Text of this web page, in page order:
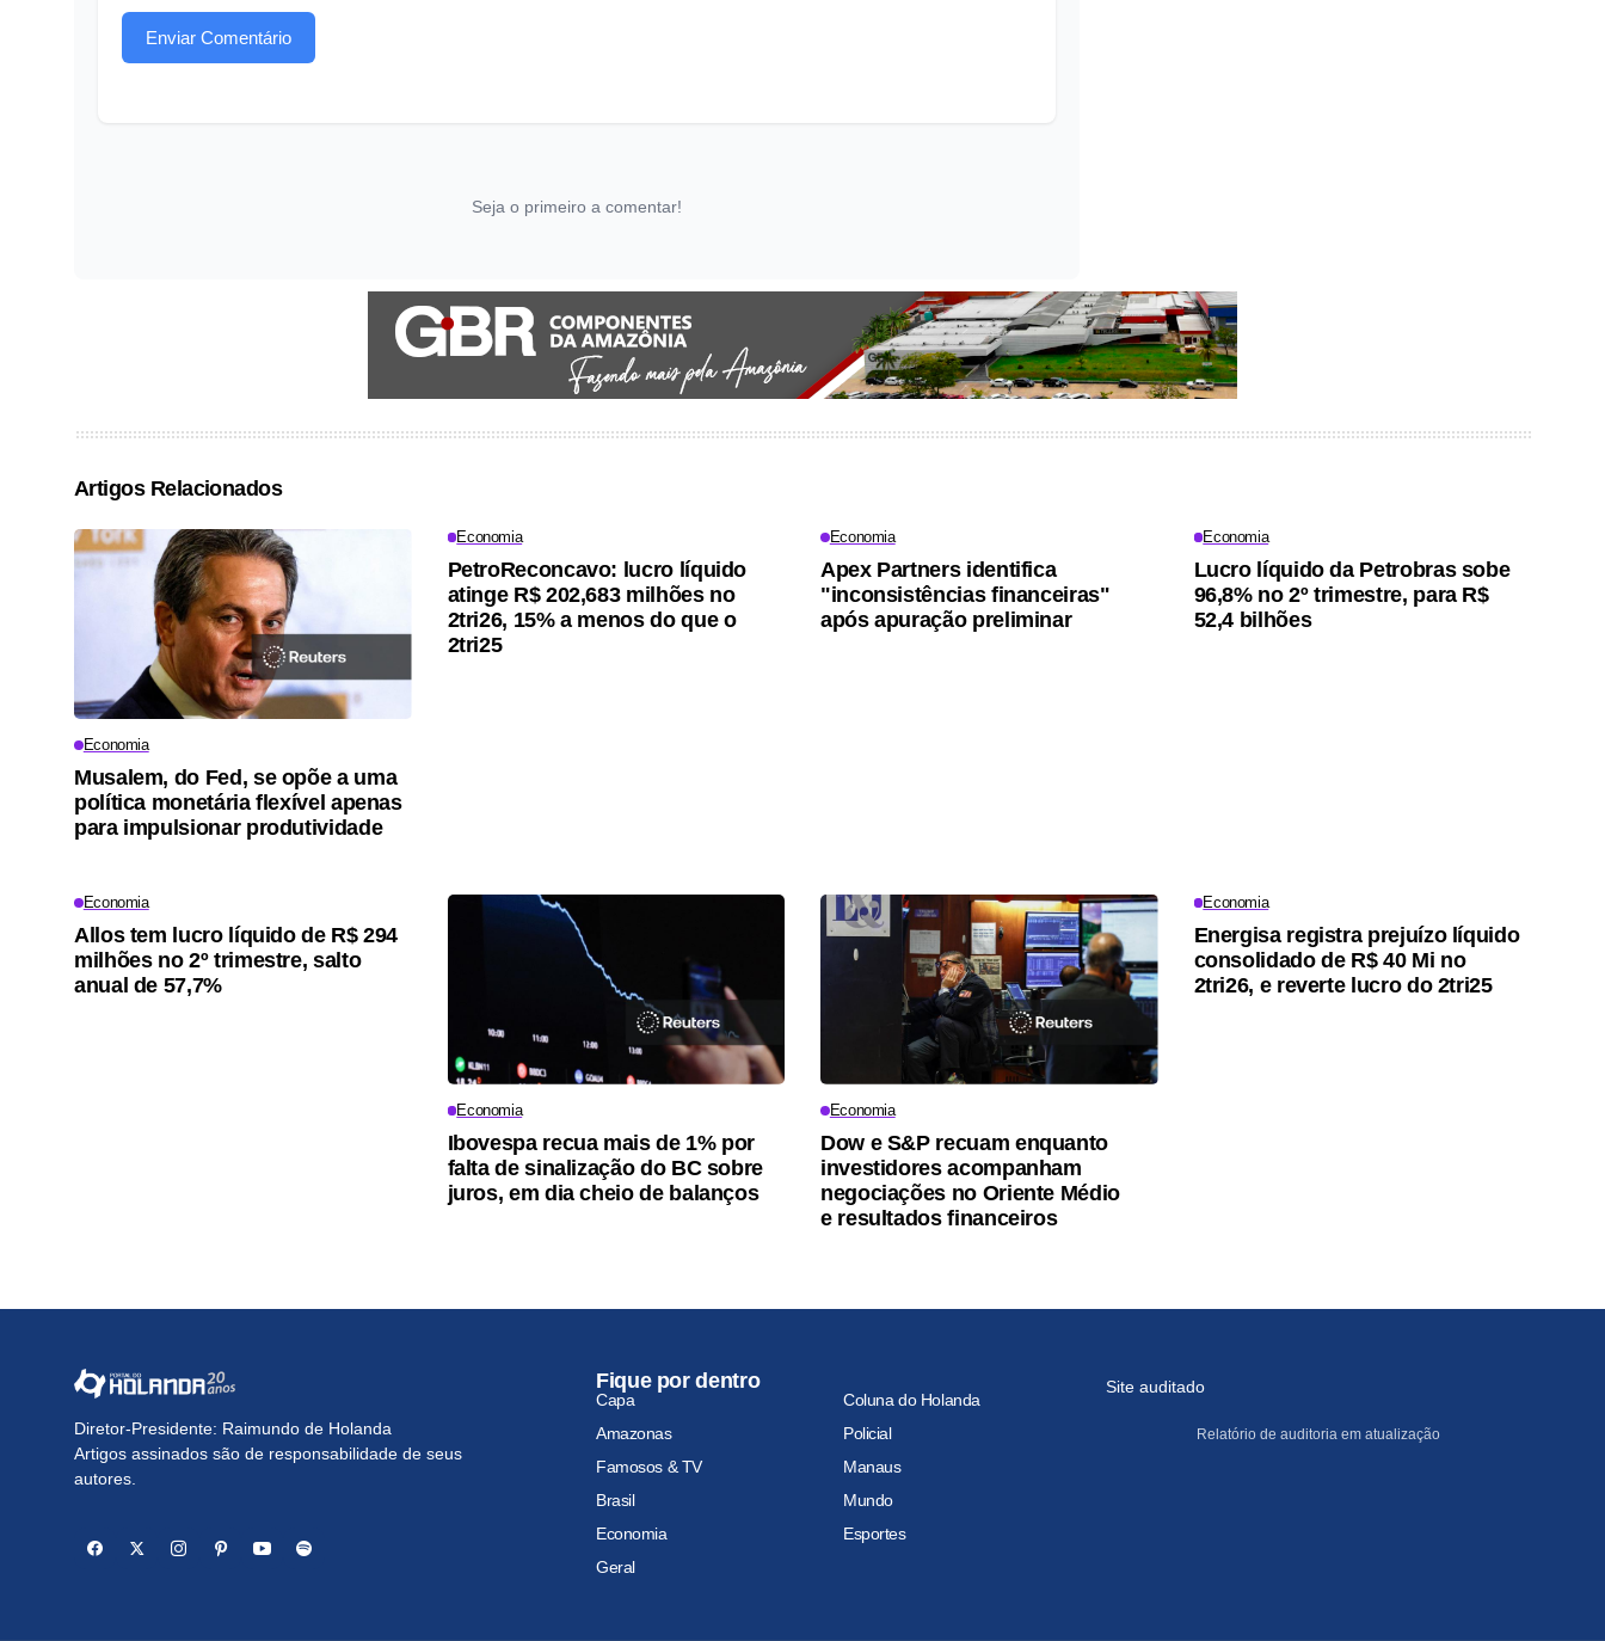
Enviar Comentário
Seja o primeiro a comentar!
Artigos Relacionados
Economia
Musalem, do Fed, se opõe a uma
política monetária flexível apenas
para impulsionar produtividade
Economia
PetroReconcavo: lucro líquido
atinge R$ 202,683 milhões no
2tri26, 15% a menos do que o
2tri25
Economia
Apex Partners identifica
"inconsistências financeiras"
após apuração preliminar
Economia
Lucro líquido da Petrobras sobe
96,8% no 2º trimestre, para R$
52,4 bilhões
Economia
Allos tem lucro líquido de R$ 294
milhões no 2º trimestre, salto
anual de 57,7%
Economia
Ibovespa recua mais de 1% por
falta de sinalização do BC sobre
juros, em dia cheio de balanços
Economia
Dow e S&P recuam enquanto
investidores acompanham
negociações no Oriente Médio
e resultados financeiros
Economia
Energisa registra prejuízo líquido
consolidado de R$ 40 Mi no
2tri26, e reverte lucro do 2tri25
Diretor-Presidente: Raimundo de Holanda
Artigos assinados são de responsabilidade de seus
autores.
Fique por dentro
Capa
Coluna do Holanda
Amazonas
Policial
Famosos & TV
Manaus
Brasil
Mundo
Economia
Esportes
Geral
Site auditado
Relatório de auditoria em atualização